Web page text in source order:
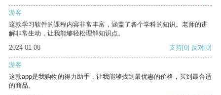
游客
这款学习软件的课程内容非常丰富，涵盖了各个学科的知识。老师的讲
解非常生动，让我能够轻松理解知识点。
2024-01-08
支持[0] 反对[0]
游客
这款app是我购物的得力助手，让我能够找到最优惠的价格，买到最合适
的商品。